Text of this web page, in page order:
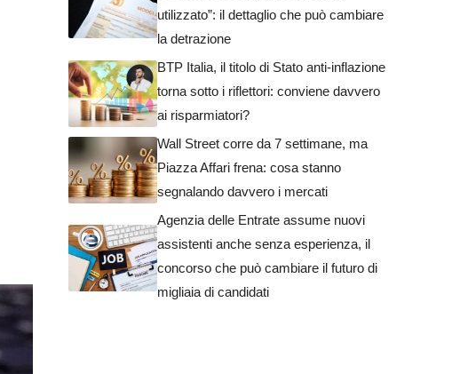
utilizzato”: il dettaglio che può cambiare
la detrazione
BTP Italia, il titolo di Stato anti-inflazione
torna sotto i riflettori: conviene davvero
ai risparmiatori?
Wall Street corre da 7 settimane, ma
Piazza Affari frena: cosa stanno
segnalando davvero i mercati
Agenzia delle Entrate assume nuovi
assistenti anche senza esperienza, il
concorso che può cambiare il futuro di
migliaia di candidati